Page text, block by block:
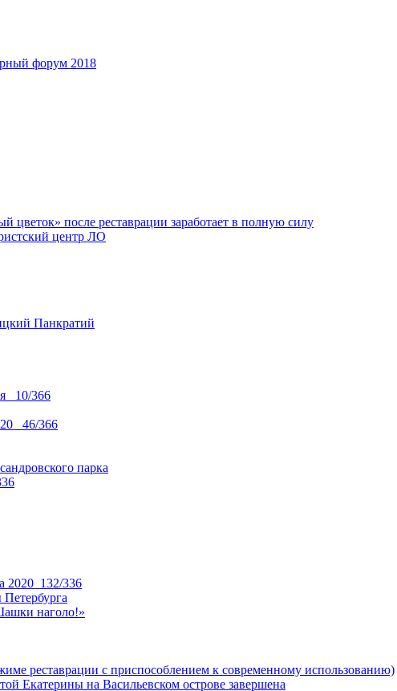
форум 2018
после реставрации заработает в полную силу
центр ЛО
Панкратий
366
46/366
парка
336
наголо!»
реставрации с приспособлением к современному использованию)
Екатерины на Васильевском острове завершена